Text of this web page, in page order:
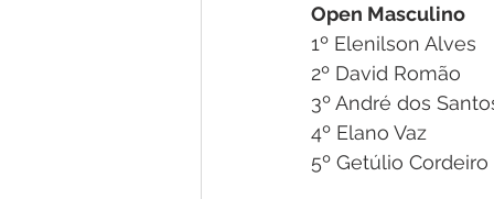
Open Masculino
1º Elenilson Alves
2º David Romão
3º André dos
4º Elano Vaz
5º Getúlio Cordeiro